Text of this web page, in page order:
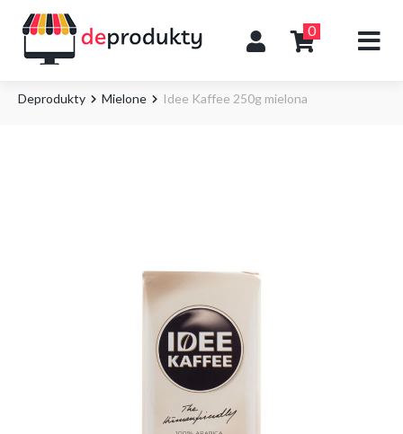
0
Deprodukty Mielone Idee Kaffee 250g mielona